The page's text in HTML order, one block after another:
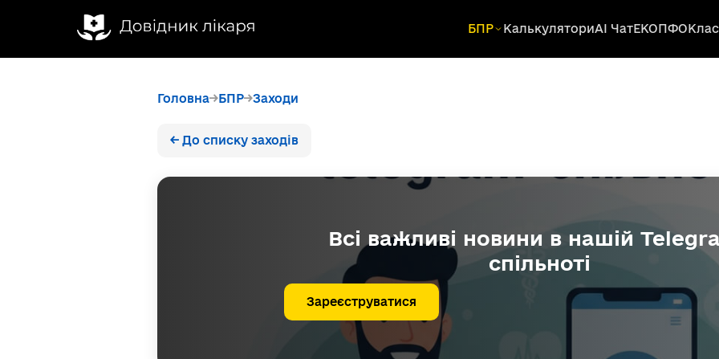
БПР КалькуляториAI ЧатЕКОПФО
Головна БПР Заходи
← До списку заходів
Всі важливі новини в нашій
спільноті
Зареєструватися